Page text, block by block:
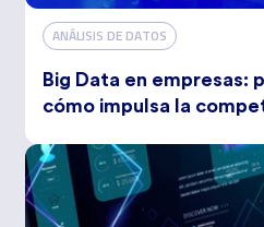
ANÁLISIS DE DATOS
Big Data en empresas:
cómo impulsa la